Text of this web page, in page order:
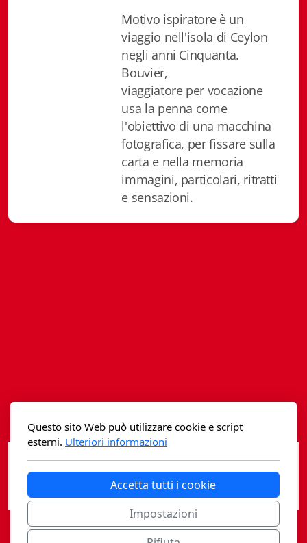
Motivo ispiratore è un
viaggio nell'isola di Ceylon
negli anni Cinquanta.
Bouvier,
viaggiatore per vocazione
usa la penna come
l'obiettivo di una macchina
fotografica, per fissare sulla
carta e nella memoria
immagini, particolari, ritratti
e sensazioni.
Questo sito Web può utilizzare cookie e script
esterni. Ulteriori informazioni
Accetta tutti i cookie
Impostazioni
EJO- European Journalism Observatory
iQuaderni - fondazioneculturalecollinadoro
Spyra
Testi scolastici
Fidia edizioni d'arte